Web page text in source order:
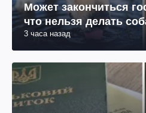
Может закончиться
что нельзя делать
3 часа назад